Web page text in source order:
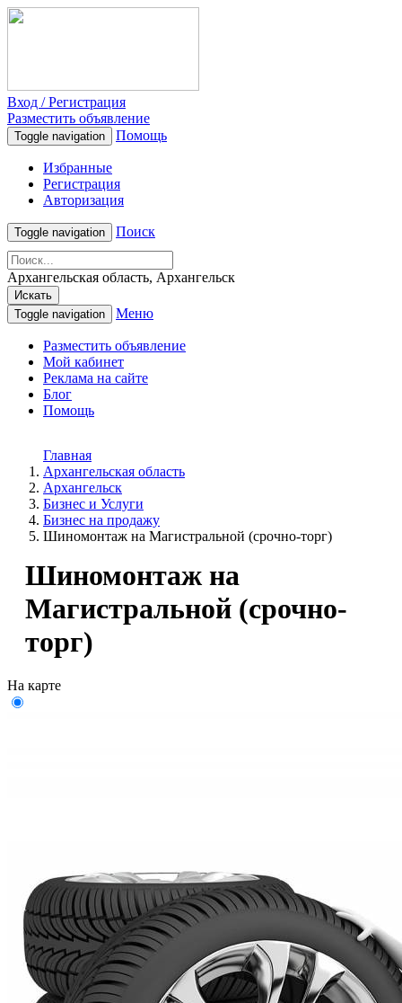
Вход / Регистрация
Разместить объявление
Toggle navigation Помощь
Избранные
Регистрация
Авторизация
Toggle navigation Поиск
Архангельская область, Архангельск
Искать
Toggle navigation
Меню
Разместить объявление
Мой кабинет
Реклама на сайте
Блог
Помощь
Главная
Архангельская область
Архангельск
Бизнес и Услуги
Бизнес на продажу
Шиномонтаж на Магистральной (срочно-торг)
Шиномонтаж на
Магистральной (срочно-
торг)
На карте